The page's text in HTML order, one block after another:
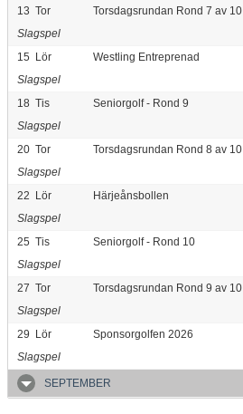
13 Tor
Torsdagsrundan Rond 7 av 10
Slagspel
15 Lör
Westling Entreprenad
Slagspel
18 Tis
Seniorgolf - Rond 9
Slagspel
20 Tor
Torsdagsrundan Rond 8 av 10
Slagspel
22 Lör
Härjeånsbollen
Slagspel
25 Tis
Seniorgolf - Rond 10
Slagspel
27 Tor
Torsdagsrundan Rond 9 av 10
Slagspel
29 Lör
Sponsorgolfen 2026
Slagspel
SEPTEMBER